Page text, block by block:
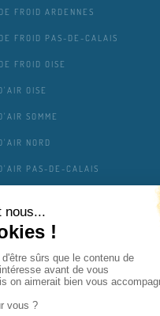
FROID ARDENNES
FROID PAS-DE-CALAIS
FROID OISE
OISE
SOMME
NORD
PAS-DE-CALAIS